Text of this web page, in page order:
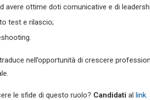
avere ottime doti comunicative e di
test e rilascio;
nell’opportunità di crescere
le sfide di questo ruolo? Candidati al link.